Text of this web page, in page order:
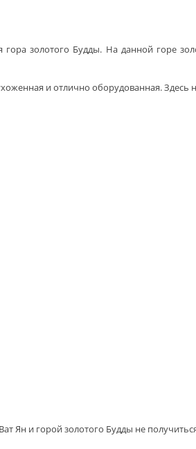
гора золотого Будды. На данной горе
и отлично оборудованная.
Ян и горой золотого Будды не